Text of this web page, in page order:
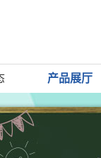
产品展厅